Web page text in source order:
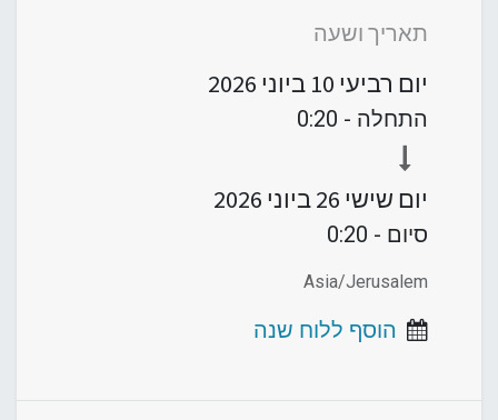
תאריך ושעה
יום רביעי 10 ביוני 2026
התחלה - 0:20
יום שישי 26 ביוני 2026
סיום - 0:20
Asia/Jerusalem
הוסף ללוח שנה